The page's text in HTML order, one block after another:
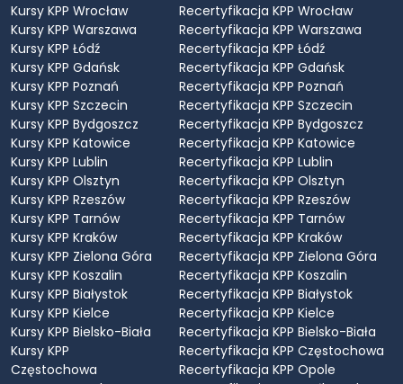
Kursy KPP Wrocław
Kursy KPP Warszawa
Kursy KPP Łódź
Kursy KPP Gdańsk
Kursy KPP Poznań
Kursy KPP Szczecin
Kursy KPP Bydgoszcz
Kursy KPP Katowice
Kursy KPP Lublin
Kursy KPP Olsztyn
Kursy KPP Rzeszów
Kursy KPP Tarnów
Kursy KPP Kraków
Kursy KPP Zielona Góra
Kursy KPP Koszalin
Kursy KPP Białystok
Kursy KPP Kielce
Kursy KPP Bielsko-Biała
Kursy KPP
Częstochowa
Recertyfikacja KPP Wrocław
Recertyfikacja KPP Warszawa
Recertyfikacja KPP Łódź
Recertyfikacja KPP Gdańsk
Recertyfikacja KPP Poznań
Recertyfikacja KPP Szczecin
Recertyfikacja KPP Bydgoszcz
Recertyfikacja KPP Katowice
Recertyfikacja KPP Lublin
Recertyfikacja KPP Olsztyn
Recertyfikacja KPP Rzeszów
Recertyfikacja KPP Tarnów
Recertyfikacja KPP Kraków
Recertyfikacja KPP Zielona Góra
Recertyfikacja KPP Koszalin
Recertyfikacja KPP Białystok
Recertyfikacja KPP Kielce
Recertyfikacja KPP Bielsko-Biała
Recertyfikacja KPP Częstochowa
Recertyfikacja KPP Opole